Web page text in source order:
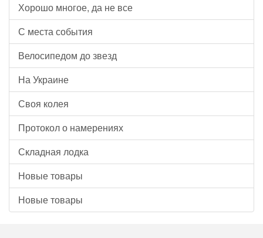
Хорошо многое, да не все
С места события
Велосипедом до звезд
На Украине
Своя колея
Протокол о намерениях
Складная лодка
Новые товары
Новые товары